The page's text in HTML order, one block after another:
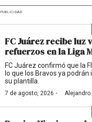
PUBLICIDAD
FC Juárez recibe luz
refuerzos en la Liga
FC Juárez confirmó que la
lo que los Bravos ya
su plantilla.
7 de agosto, 2026 · Alejandro